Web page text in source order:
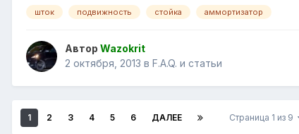
шток подвижность стойка аммортизатор
Автор Wazokrit
2 октября, 2013 в F.A.Q. и статьи
1 2 3 4 5 6 ДАЛЕЕ Страница 1 из 9